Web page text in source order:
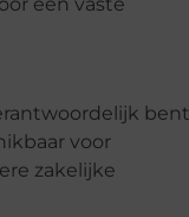
bent
voor
zakelijke